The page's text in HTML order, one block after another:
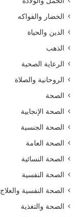
الخضار والفواكه
الدين والحياة
الذهب
الرعاية الصحية
الروحانية والصلاة
الصحة
الصحة الإنجابية
الصحة الجنسية
الصحة العامة
الصحة النسائية
الصحة النفسية
الصحة النفسية والعلاج
الصحة والتغذية